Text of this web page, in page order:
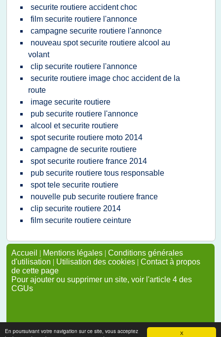
X
En poursuivant votre navigation sur ce site, vous acceptez
securite routiere accident choc
film securite routiere l'annonce
campagne securite routiere l'annonce
nouveau spot securite routiere alcool au
volant
clip securite routiere l'annonce
securite routiere image choc accident de la
route
image securite routiere
pub securite routiere l'annonce
alcool et securite routiere
spot securite routiere moto 2014
campagne de securite routiere
spot securite routiere france 2014
pub securite routiere tous responsable
spot tele securite routiere
nouvelle pub securite routiere france
clip securite routiere 2014
film securite routiere ceinture
Accueil | Mentions légales | Conditions générales
d'utilisation | Utilisation des cookies | Contact à propos
de cette page
Pour ajouter ou supprimer un site, voir l'article 4 des
CGUs